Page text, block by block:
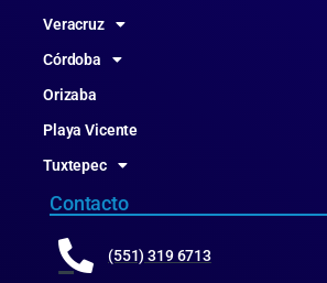
Veracruz
Córdoba
Orizaba
Playa Vicente
Tuxtepec
Contacto
(551) 319 6713